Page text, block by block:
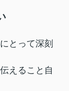
とって深刻
えること自